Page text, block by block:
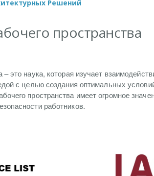
Решений
пространства
это наука, которая изучает
с целью создания оптимальных
пространства имеет огромное
работников.